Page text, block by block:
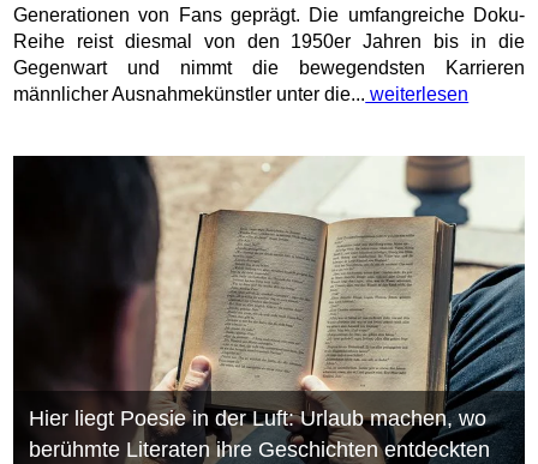
Generationen von Fans geprägt. Die umfangreiche Doku-
Reihe reist diesmal von den 1950er Jahren bis in die
Gegenwart und nimmt die bewegendsten Karrieren
männlicher Ausnahmekünstler unter die... weiterlesen
Hier liegt Poesie in der Luft: Urlaub machen, wo
berühmte Literaten ihre Geschichten entdeckten